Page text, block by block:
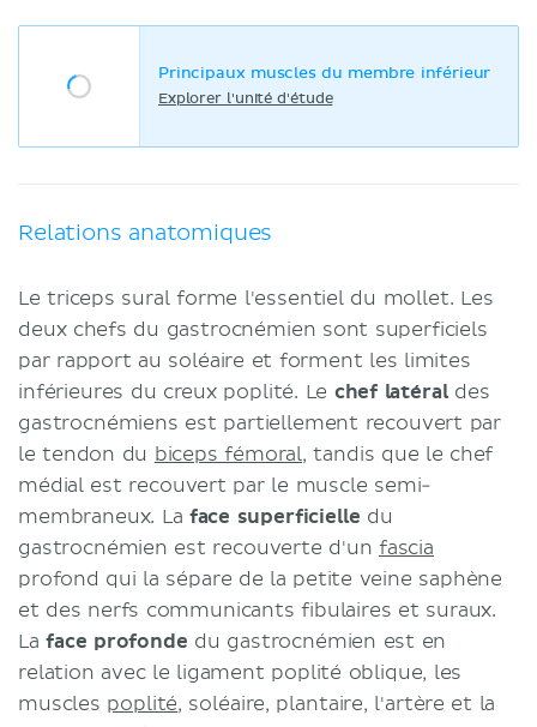
Principaux muscles du membre inférieur
Explorer l'unité d'étude
Relations anatomiques
Le triceps sural forme l'essentiel du mollet. Les
deux chefs du gastrocnémien sont superficiels
par rapport au soléaire et forment les limites
inférieures du creux poplité. Le chef latéral des
gastrocnémiens est partiellement recouvert par
le tendon du biceps fémoral, tandis que le chef
médial est recouvert par le muscle semi-
membraneux. La face superficielle du
gastrocnémien est recouverte d'un fascia
profond qui la sépare de la petite veine saphène
et des nerfs communicants fibulaires et suraux.
Laface profonde du gastrocnémien est en
relation avec le ligament poplité oblique, les
muscles poplité, soléaire, plantaire, l'artère et la